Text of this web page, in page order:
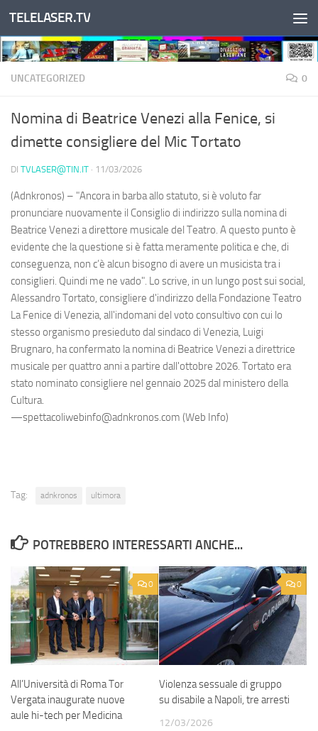
Salta al contenuto
TELELASER.TV
UNCATEGORIZED 0
Nomina di Beatrice Venezi alla Fenice, si
dimette consigliere del Mic Tortato
DI TVLASER@TIN.IT · 11/03/2026
(Adnkronos) – "Ancora in barba allo statuto, si è voluto far
pronunciare nuovamente il Consiglio di indirizzo sulla nomina di
Beatrice Venezi a direttore musicale del Teatro. A questo punto è
evidente che la questione si è fatta meramente politica e che, di
conseguenza, non c’è alcun bisogno di avere un musicista tra i
consiglieri. Quindi me ne vado". Lo scrive, in un lungo post sui social,
Alessandro Tortato, consigliere d'indirizzo della Fondazione Teatro
La Fenice di Venezia, all'indomani del voto consultivo con cui lo
stesso organismo presieduto dal sindaco di Venezia, Luigi
Brugnaro, ha confermato la nomina di Beatrice Venezi a direttrice
musicale per quattro anni a partire dall'ottobre 2026. Tortato era
stato nominato consigliere nel gennaio 2025 dal ministero della
Cultura.
—spettacoliwebinfo@adnkronos.com (Web Info)
Tag: adnkronos ultimora
POTREBBERO INTERESSARTI ANCHE...
0
All’Università di Roma Tor
Vergata inaugurate nuove
aule hi-tech per Medicina
0
Violenza sessuale di gruppo
su disabile a Napoli, tre arresti
12/03/2026